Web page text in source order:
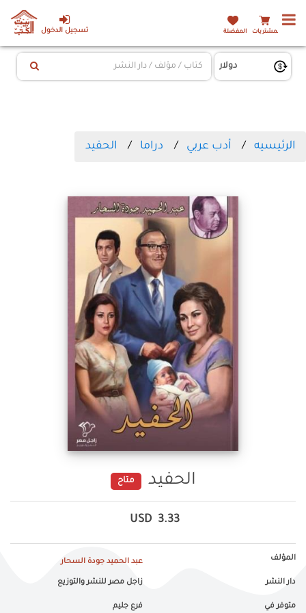
تسجيل الدخول المشتريات المفضلة
الرئيسيه أدب عربي دراما الحفيد
الحفيد متاح
3.33
USD
المؤلف عبد الحميد جودة السحار
دار النشر زاجل مصر للنشر والتوزيع
متوفر في فرع جليم